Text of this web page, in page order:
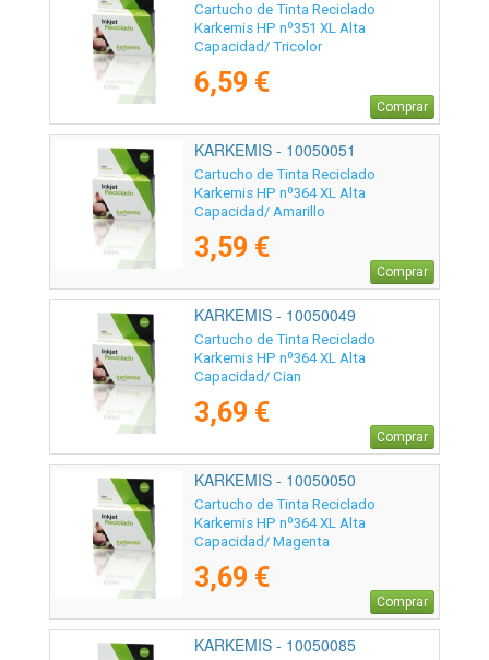
Cartucho de Tinta Reciclado
Karkemis HP nº351 XL Alta
Capacidad/ Tricolor
6,59 €
Comprar
KARKEMIS - 10050051
Cartucho de Tinta Reciclado
Karkemis HP nº364 XL Alta
Capacidad/ Amarillo
3,59 €
Comprar
KARKEMIS - 10050049
Cartucho de Tinta Reciclado
Karkemis HP nº364 XL Alta
Capacidad/ Cian
3,69 €
Comprar
KARKEMIS - 10050050
Cartucho de Tinta Reciclado
Karkemis HP nº364 XL Alta
Capacidad/ Magenta
3,69 €
Comprar
KARKEMIS - 10050085